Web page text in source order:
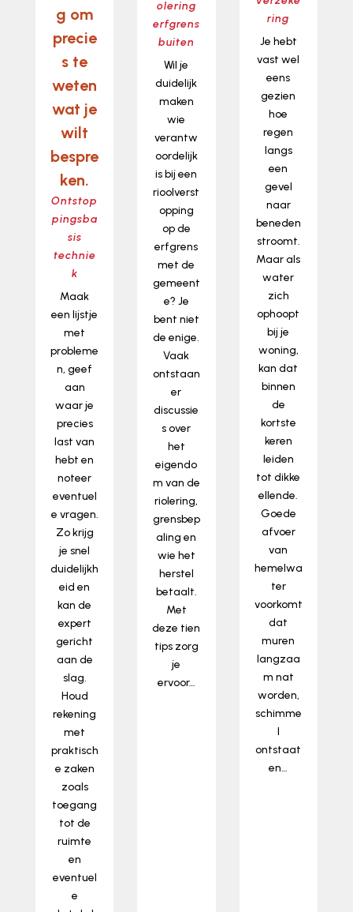
g om
precie
s te
weten
wat je
wilt
bespre
ken.
Ontstop
pingsba
sis
technie
k
Maak
een lijstje
met
probleme
n, geef
aan
waar je
precies
last van
hebt en
noteer
eventuel
e vragen.
Zo krijg
je snel
duidelijkh
eid en
kan de
expert
gericht
aan de
slag.
Houd
rekening
met
praktisch
e zaken
zoals
toegang
tot de
ruimte
en
eventuel
e
olering
erfgrens
buiten
Wil je
duidelijk
maken
wie
verantw
oordelijk
is bij een
rioolverst
opping
op de
erfgrens
met de
gemeent
e? Je
bent niet
de enige.
Vaak
ontstaan
er
discussie
s over
het
eigendo
m van de
riolering,
grensbep
aling en
wie het
herstel
betaalt.
Met
deze tien
tips zorg
je
ervoor…
ring
Je hebt
vast wel
eens
gezien
hoe
regen
langs
een
gevel
naar
beneden
stroomt.
Maar als
water
zich
ophoopt
bij je
woning,
kan dat
binnen
de
kortste
keren
leiden
tot dikke
ellende.
Goede
afvoer
van
hemelwa
ter
voorkomt
dat
muren
langzaa
m nat
worden,
schimme
l
ontstaat
en…